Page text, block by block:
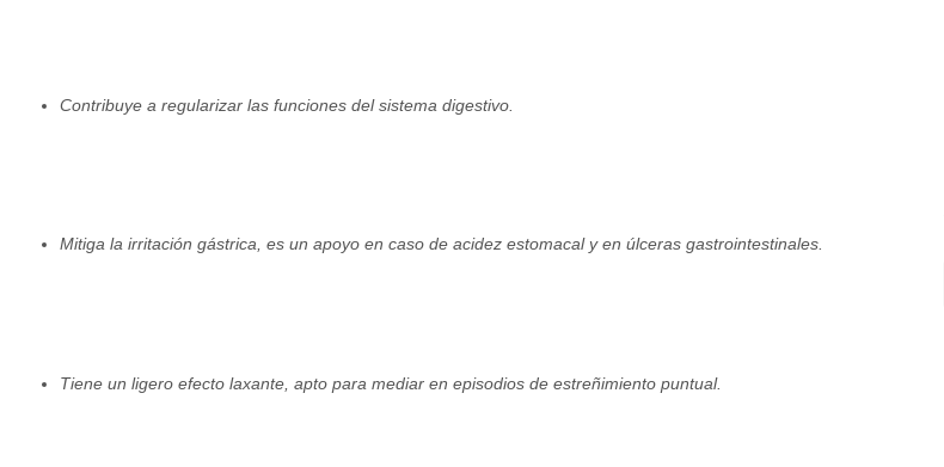
Contribuye a regularizar las funciones del sistema digestivo.
Mitiga la irritación gástrica, es un apoyo en caso de acidez estomacal y en úlceras gastrointestinales.
Tiene un ligero efecto laxante, apto para mediar en episodios de estreñimiento puntual.